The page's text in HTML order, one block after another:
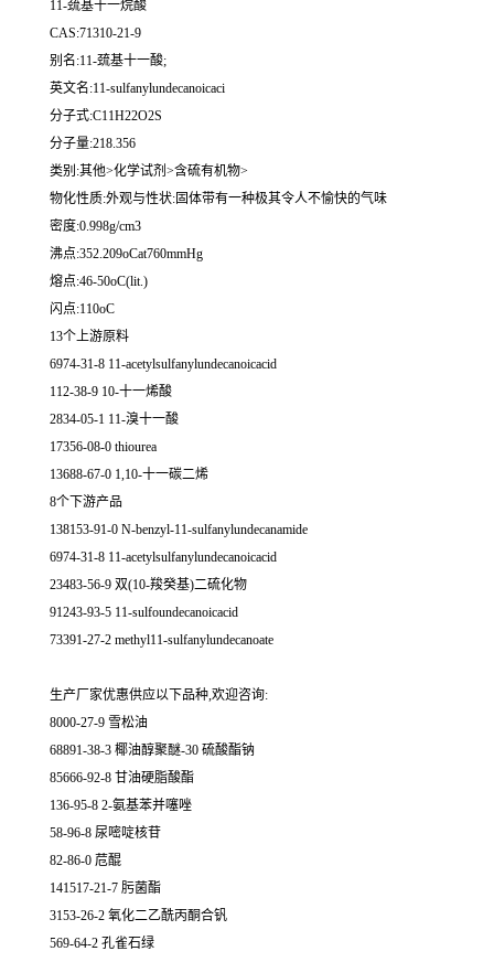
11-巯基十一烷酸
CAS:71310-21-9
别名:11-巯基十一酸;
英文名:11-sulfanylundecanoicaci
分子式:C11H22O2S
分子量:218.356
类别:其他>化学试剂>含硫有机物>
物化性质:外观与性状:固体带有一种极其令人不愉快的气味
密度:0.998g/cm3
沸点:352.209oCat760mmHg
熔点:46-50oC(lit.)
闪点:110oC
13个上游原料
6974-31-8 11-acetylsulfanylundecanoicacid
112-38-9 10-十一烯酸
2834-05-1 11-溴十一酸
17356-08-0 thiourea
13688-67-0 1,10-十一碳二烯
8个下游产品
138153-91-0 N-benzyl-11-sulfanylundecanamide
6974-31-8 11-acetylsulfanylundecanoicacid
23483-56-9 双(10-羧癸基)二硫化物
91243-93-5 11-sulfoundecanoicacid
73391-27-2 methyl11-sulfanylundecanoate
生产厂家优惠供应以下品种,欢迎咨询:
8000-27-9 雪松油
68891-38-3 椰油醇聚醚-30 硫酸酯钠
85666-92-8 甘油硬脂酸酯
136-95-8 2-氨基苯并噻唑
58-96-8 尿嘧啶核苷
82-86-0 苊醌
141517-21-7 肟菌酯
3153-26-2 氧化二乙酰丙酮合钒
569-64-2 孔雀石绿